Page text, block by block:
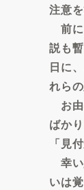
注意
前に
説も
日に
れら
お由
ばか
「見
幸い
いは